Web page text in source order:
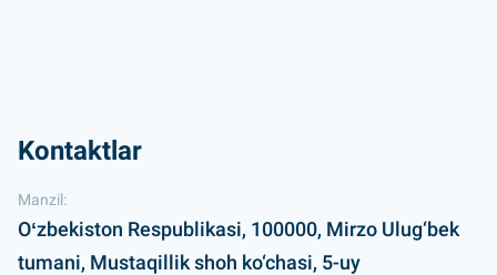
Kontaktlar
Manzil:
Oʻzbekiston Respublikasi, 100000, Mirzo Ulug‘bek
tumani, Mustaqillik shoh ko‘chasi, 5-uy